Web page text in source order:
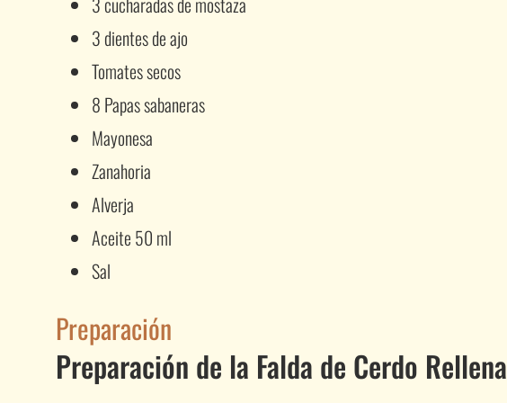
3 dientes de ajo
Tomates secos
8 Papas sabaneras
Mayonesa
Zanahoria
Alverja
Aceite 50 ml
Sal
Preparación
Preparación de la Falda de Cerdo Rellena